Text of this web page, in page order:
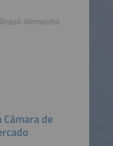
Alemanha
Câmara de